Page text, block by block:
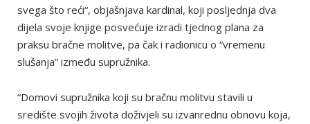
svega što reći“, objašnjava kardinal, koji posljednja dva
dijela svoje knjige posvećuje izradi tjednog plana za
praksu bračne molitve, pa čak i radionicu o “vremenu
slušanja” između supružnika.
“Domovi supružnika koji su bračnu molitvu stavili u
središte svojih života doživjeli su izvanrednu obnovu koja,